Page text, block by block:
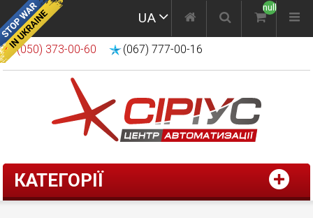
UA
null
(050) 373-00-60 (067) 777-00-16
КАТЕГОРІЇ